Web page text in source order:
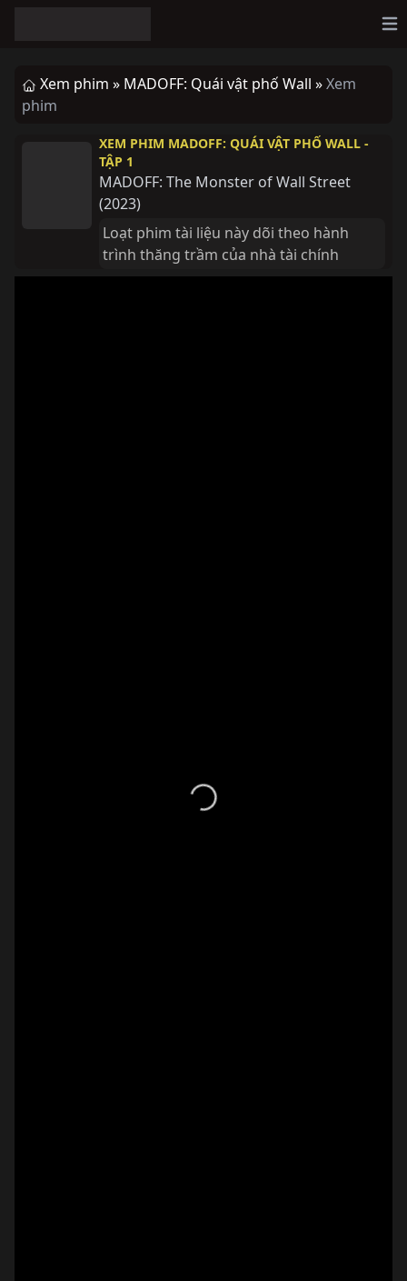
Xem phim » MADOFF: Quái vật phố Wall »Xem
phim
XEM PHIM MADOFF: QUÁI VẬT PHỐ WALL -
TẬP 1
MADOFF: The Monster of Wall Street
(2023)
Loạt phim tài liệu này dõi theo hành
trình thăng trầm của nhà tài chính
Bernie Madoff, người dàn dựng một